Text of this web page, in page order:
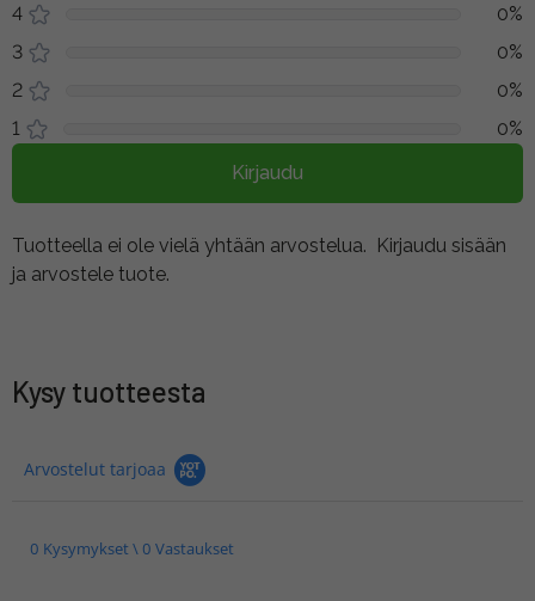
4
0%
3
0%
2
0%
1
0%
Kirjaudu
Tuotteella ei ole vielä yhtään arvostelua. Kirjaudu sisään
ja arvostele tuote.
Kysy tuotteesta
Arvostelut tarjoaa
0 Kysymykset \ 0 Vastaukset